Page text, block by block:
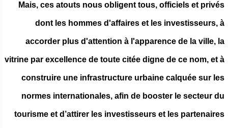
Mais, ces atouts nous obligent tous, officiels et privés
dont les hommes d'affaires et les investisseurs, à
accorder plus d'attention à l'apparence de la ville, la
vitrine par excellence de toute citée digne de ce nom, et à
construire une infrastructure urbaine calquée sur les
normes internationales, afin de booster le secteur du
tourisme et d’attirer les investisseurs et les partenaires